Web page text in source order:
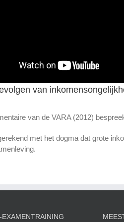
van
van de VARA (2012)
met het dogma dat grote